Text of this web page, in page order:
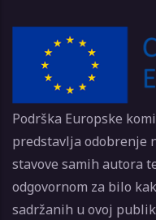
Podrška Europske
predstavlja odobrenje
stavove samih autora
odgovornom za bilo
sadržanih u ovoj